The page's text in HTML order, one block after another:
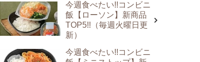
今週食べたい!!コンビニ
飯【ローソン】新商品
TOP5!!（毎週火曜日更
新）
今週食べたい!!コンビニ